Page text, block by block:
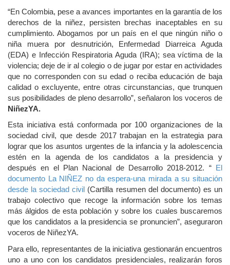
“En Colombia, pese a avances importantes en la garantía de los
derechos de la niñez, persisten brechas inaceptables en su
cumplimiento. Abogamos por un país en el que ningún niño o
niña muera por desnutrición, Enfermedad Diarreica Aguda
(EDA) e Infección Respiratoria Aguda (IRA); sea víctima de la
violencia; deje de ir al colegio o de jugar por estar en actividades
que no corresponden con su edad o reciba educación de baja
calidad o excluyente, entre otras circunstancias, que trunquen
sus posibilidades de pleno desarrollo”, señalaron los voceros de
NiñezYA.
Esta iniciativa está conformada por 100 organizaciones de la
sociedad civil, que desde 2017 trabajan en la estrategia para
lograr que los asuntos urgentes de la infancia y la adolescencia
estén en la agenda de los candidatos a la presidencia y
después en el Plan Nacional de Desarrollo 2018-2012. “ El
documento La NIÑEZ no da espera-una mirada a su situación
desde la sociedad civil (Cartilla resumen del documento) es un
trabajo colectivo que recoge la información sobre los temas
más álgidos de esta población y sobre los cuales buscaremos
que los candidatos a la presidencia se pronuncien”, aseguraron
voceros de NiñezYA.
Para ello, representantes de la iniciativa gestionarán encuentros
uno a uno con los candidatos presidenciales, realizarán foros